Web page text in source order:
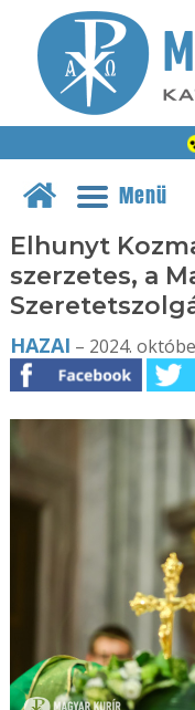
Menü
Elhunyt
szerzetes, a
HAZAI – 2024.